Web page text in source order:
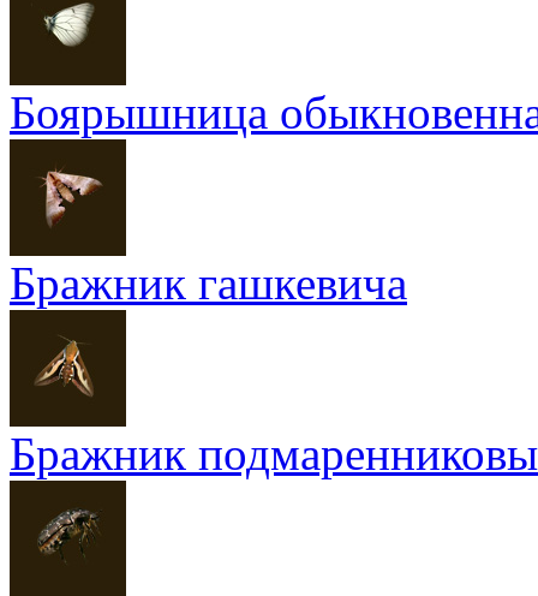
Боярышница
Бражник гашкевича
Бражник